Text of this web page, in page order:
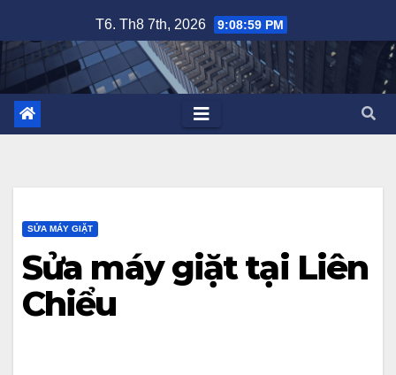
to
content
T6. Th8 7th, 2026 9:09:00 PM
SỬA MÁY GIẶT
Sửa máy giặt tại Liên
Chiểu